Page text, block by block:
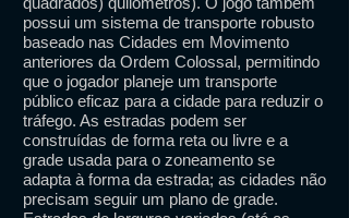
possui um sistema de transporte robusto
baseado nas Cidades em Movimento
anteriores da Ordem Colossal, permitindo
que o jogador planeje um transporte
público eficaz para a cidade para reduzir o
tráfego. As estradas podem ser
construídas de forma reta ou livre e a
grade usada para o zoneamento se
adapta à forma da estrada; as cidades não
precisam seguir um plano de grade.